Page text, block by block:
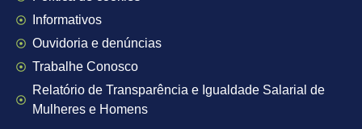
Informativos
Ouvidoria e denúncias
Trabalhe Conosco
Relatório de Transparência e Igualdade Salarial de
Mulheres e Homens